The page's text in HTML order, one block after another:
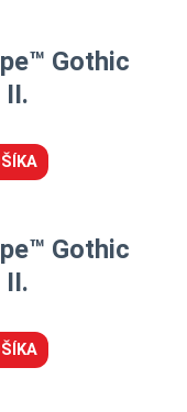
Gothic
Gothic